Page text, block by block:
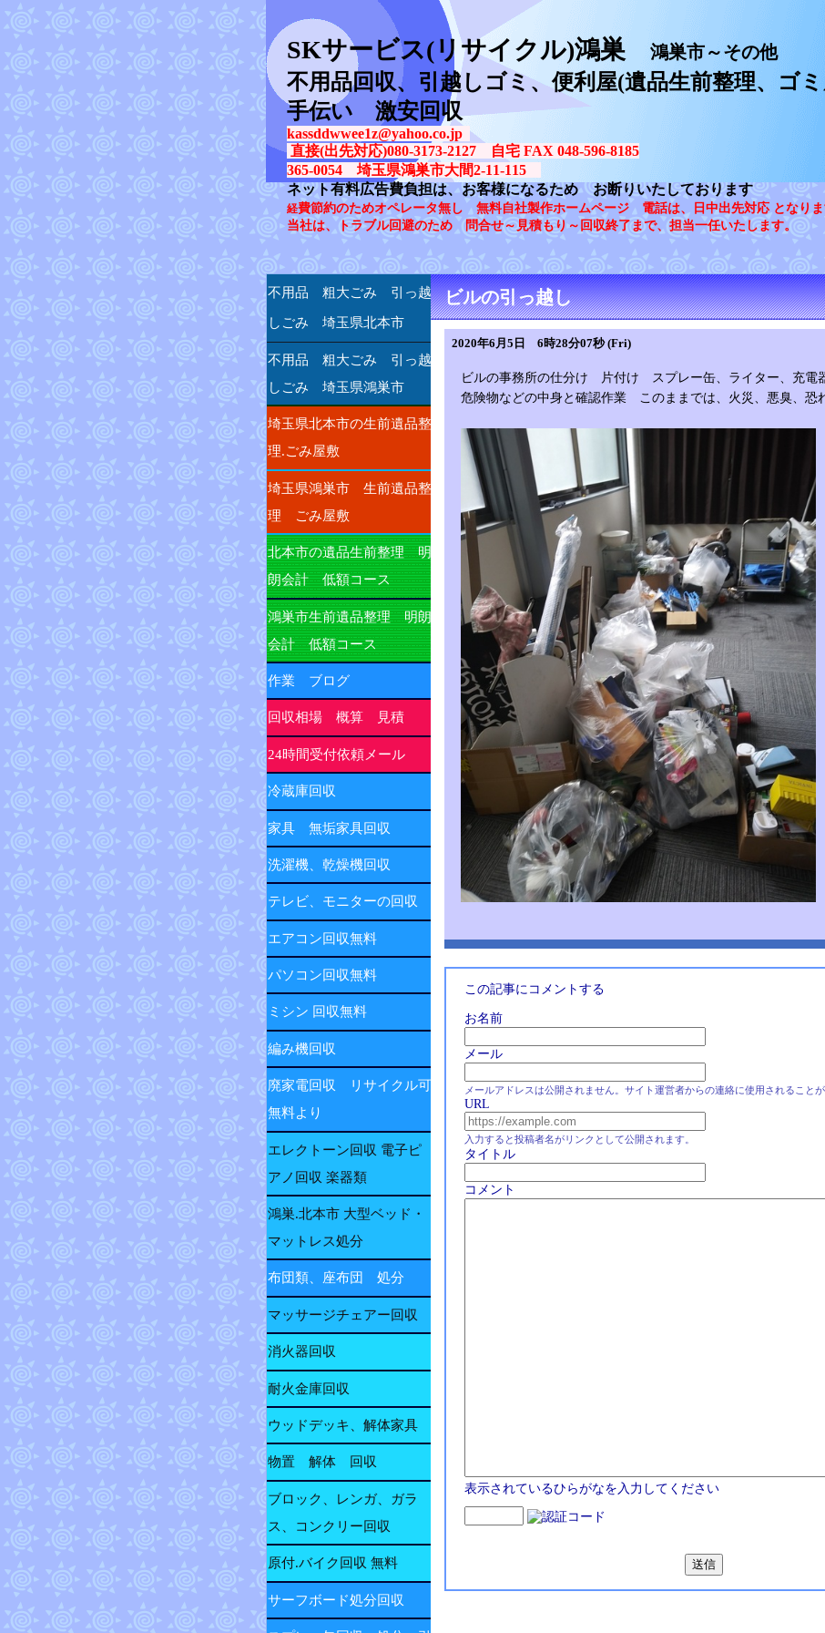
SKサービス(リサイクル)鴻巣 鴻巣市～その他
不用品回収、引越しゴミ、便利屋(遺品生前整理、ゴ
手伝い 激安回収
kassddwwee1z@yahoo.co.jp
直接(出先対応)080-3173-2127 自宅 FAX 048-596-8185
365-0054 埼玉県鴻巣市大間2-11-115
ネット有料広告費負担は、お客様になるため お断りいたしております
経費節約のためオペレータ無し 無料自社製作ホームページ 電話は、日中出先対応 となりま
当社は、トラブル回避のため 問合せ～見積もり～回収終了まで、担当一任いたします。
ビルの引っ越し
2020年6月5日 6時28分07秒 (Fri)
ビルの事務所の仕分け 片付け スプレー缶、ライター、充電
危険物などの中身と確認作業 このままでは、火災、悪臭、恐
この記事にコメントする
お名前
メール
メールアドレスは公開されません。サイト運営者からの連絡に使用されることが
URL
入力すると投稿者名がリンクとして公開されます。
タイトル
コメント
表示されているひらがなを入力してください
不用品 粗大ごみ 引っ越
しごみ 埼玉県北本市
不用品 粗大ごみ 引っ越
しごみ 埼玉県鴻巣市
埼玉県北本市の生前遺品整
理.ごみ屋敷
埼玉県鴻巣市 生前遺品整
理 ごみ屋敷
北本市の遺品生前整理 明
朗会計 低額コース
鴻巣市生前遺品整理 明朗
会計 低額コース
作業 ブログ
回収相場 概算 見積
24時間受付依頼メール
冷蔵庫回収
家具 無垢家具回収
洗濯機、乾燥機回収
テレビ、モニターの回収
エアコン回収無料
パソコン回収無料
ミシン 回収無料
編み機回収
廃家電回収 リサイクル可
無料より
エレクトーン回収 電子ピ
アノ回収 楽器類
鴻巣.北本市 大型ベッド・
マットレス処分
布団類、座布団 処分
マッサージチェアー回収
消火器回収
耐火金庫回収
ウッドデッキ、解体家具
物置 解体 回収
ブロック、レンガ、ガラ
ス、コンクリー回収
原付.バイク回収 無料
サーフボード処分回収